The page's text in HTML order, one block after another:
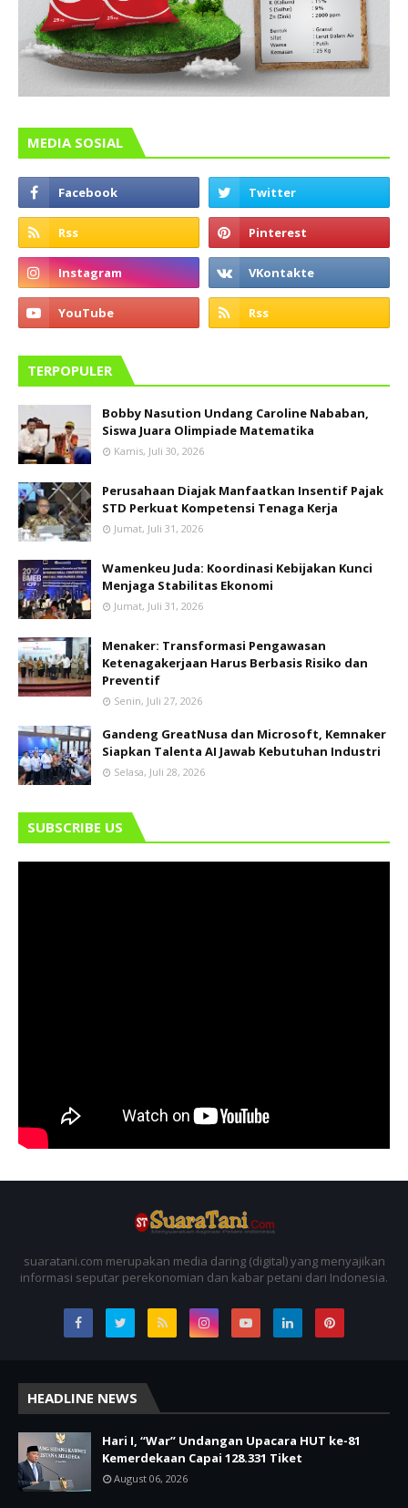
MEDIA SOSIAL
TERPOPULER
Bobby Nasution Undang Caroline Nababan,
Siswa Juara Olimpiade Matematika
Kamis, Juli 30, 2026
Perusahaan Diajak Manfaatkan Insentif Pajak
STD Perkuat Kompetensi Tenaga Kerja
Jumat, Juli 31, 2026
Wamenkeu Juda: Koordinasi Kebijakan Kunci
Menjaga Stabilitas Ekonomi
Jumat, Juli 31, 2026
Menaker: Transformasi Pengawasan
Ketenagakerjaan Harus Berbasis Risiko dan
Preventif
Senin, Juli 27, 2026
Gandeng GreatNusa dan Microsoft, Kemnaker
Siapkan Talenta AI Jawab Kebutuhan Industri
Selasa, Juli 28, 2026
SUBSCRIBE US
suaratani.com merupakan media daring (digital) yang menyajikan
informasi seputar perekonomian dan kabar petani dari Indonesia.
HEADLINE NEWS
Hari I, “War” Undangan Upacara HUT ke-81
Kemerdekaan Capai 128.331 Tiket
August 06, 2026